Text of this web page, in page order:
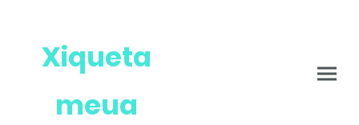
Xiqueta
meua